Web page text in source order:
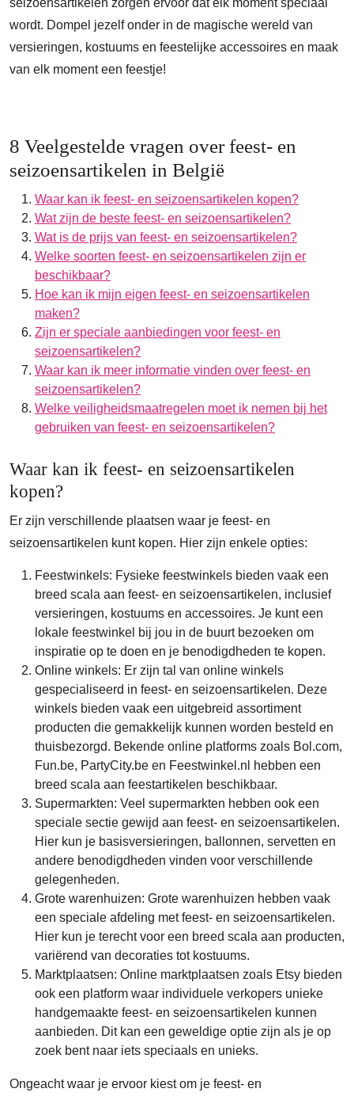
seizoensartikelen zorgen ervoor dat elk moment speciaal
wordt. Dompel jezelf onder in de magische wereld van
versieringen, kostuums en feestelijke accessoires en maak
van elk moment een feestje!
8 Veelgestelde vragen over feest- en
seizoensartikelen in België
Waar kan ik feest- en seizoensartikelen kopen?
Wat zijn de beste feest- en seizoensartikelen?
Wat is de prijs van feest- en seizoensartikelen?
Welke soorten feest- en seizoensartikelen zijn er
beschikbaar?
Hoe kan ik mijn eigen feest- en seizoensartikelen
maken?
Zijn er speciale aanbiedingen voor feest- en
seizoensartikelen?
Waar kan ik meer informatie vinden over feest- en
seizoensartikelen?
Welke veiligheidsmaatregelen moet ik nemen bij het
gebruiken van feest- en seizoensartikelen?
Waar kan ik feest- en seizoensartikelen
kopen?
Er zijn verschillende plaatsen waar je feest- en
seizoensartikelen kunt kopen. Hier zijn enkele opties:
Feestwinkels: Fysieke feestwinkels bieden vaak een
breed scala aan feest- en seizoensartikelen, inclusief
versieringen, kostuums en accessoires. Je kunt een
lokale feestwinkel bij jou in de buurt bezoeken om
inspiratie op te doen en je benodigdheden te kopen.
Online winkels: Er zijn tal van online winkels
gespecialiseerd in feest- en seizoensartikelen. Deze
winkels bieden vaak een uitgebreid assortiment
producten die gemakkelijk kunnen worden besteld en
thuisbezorgd. Bekende online platforms zoals Bol.com,
Fun.be, PartyCity.be en Feestwinkel.nl hebben een
breed scala aan feestartikelen beschikbaar.
Supermarkten: Veel supermarkten hebben ook een
speciale sectie gewijd aan feest- en seizoensartikelen.
Hier kun je basisversieringen, ballonnen, servetten en
andere benodigdheden vinden voor verschillende
gelegenheden.
Grote warenhuizen: Grote warenhuizen hebben vaak
een speciale afdeling met feest- en seizoensartikelen.
Hier kun je terecht voor een breed scala aan producten,
variërend van decoraties tot kostuums.
Marktplaatsen: Online marktplaatsen zoals Etsy bieden
ook een platform waar individuele verkopers unieke
handgemaakte feest- en seizoensartikelen kunnen
aanbieden. Dit kan een geweldige optie zijn als je op
zoek bent naar iets speciaals en unieks.
Ongeacht waar je ervoor kiest om je feest- en